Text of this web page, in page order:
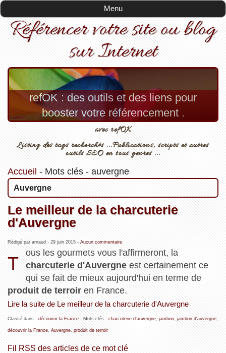
Menu
Référencer votre site ou blog
sur Internet
refOK : des outils et des liens pour
booster votre référencement .
avec refOK
Listing des tags recherchés ...Publications, scripts et autres
outils SEO en tous genres ...
Accueil - Mots clés- auvergne
Auvergne
Le meilleur de la charcuterie
d'Auvergne
Rédigé par arnaud - 29 juin 2015- Aucun commentaire
T
ous les gourmets vous l'affirmeront, la
charcuterie d'Auvergne est certainement ce
qui se fait de mieux aujourd'hui en terme de
produit de terroiren France.
Lire la suite de Le meilleur de la charcuterie d'Auvergne
Classé dans : découvrir la France- Mots clés : charcuterie d'auvergne, jambon, jambon d'auvergne,
découvrir la France, Auvergne, produit de terroir
Fil RSS des articles de ce mot clé